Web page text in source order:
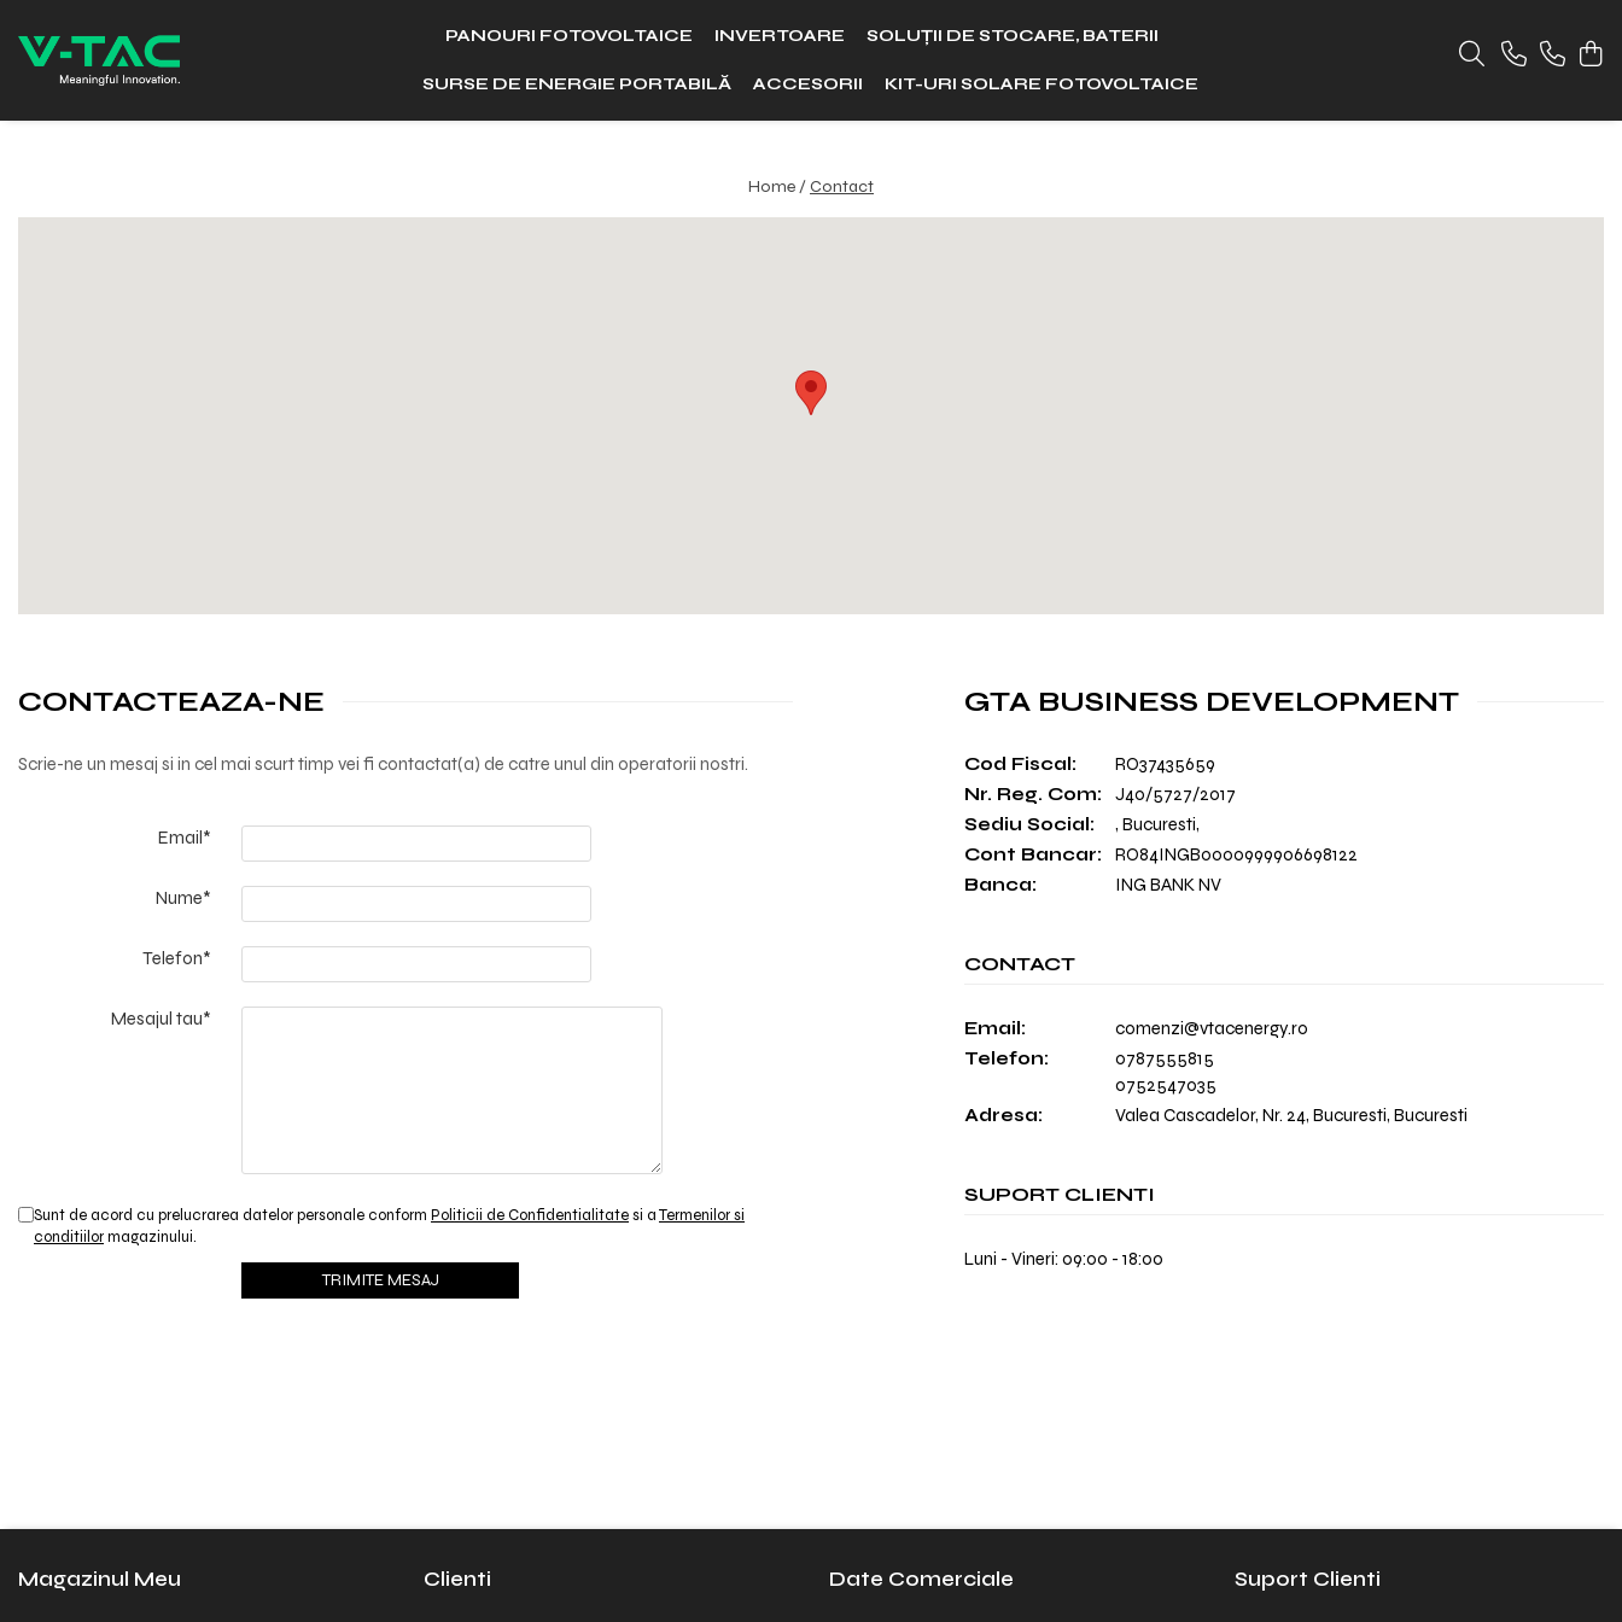
PANOURI FOTOVOLTAICE INVERTOARE SOLUȚII DE STOCARE, BATERII
SURSE DE ENERGIE PORTABILĂ ACCESORII KIT-URI SOLARE FOTOVOLTAICE
Home /Contact
CONTACTEAZA-NE
Scrie-ne un mesaj si in cel mai scurt timp vei fi contactat(a) de catre unul din operatorii nostri.
Email*
Nume*
Telefon*
Mesajul tau*
Sunt de acord cu prelucrarea datelor personale conform Politicii de Confidentialitatesi aTermenilor si
conditiilormagazinului.
GTA BUSINESS DEVELOPMENT
Cod Fiscal:
RO37435659
Nr. Reg. Com:
J40/5727/2017
Sediu Social:
, Bucuresti,
Cont Bancar:
RO84INGB0000999906698122
Banca:
ING BANK NV
CONTACT
Email:
comenzi@vtacenergy.ro
Telefon:
0787555815
0752547035
Adresa:
Valea Cascadelor, Nr. 24, Bucuresti, Bucuresti
SUPORT CLIENTI
Luni - Vineri: 09:00 - 18:00
Magazinul Meu Clienti Date Comerciale Suport Clienti